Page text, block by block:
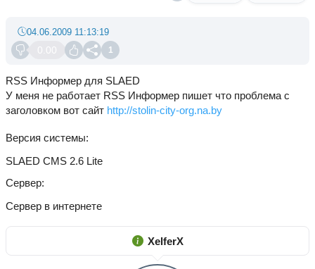
0.00 1
04.06.2009 11:13:19
RSS Информер для SLAED
У меня не работает RSS Информер пишет что проблема с
заголовком вот сайт http://stolin-city-org.na.by
Версия системы
SLAED CMS 2.6 Lite
Сервер
Сервер в интернете
XelferX